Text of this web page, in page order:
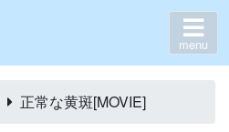
menu
正常な黄斑[MOVIE]